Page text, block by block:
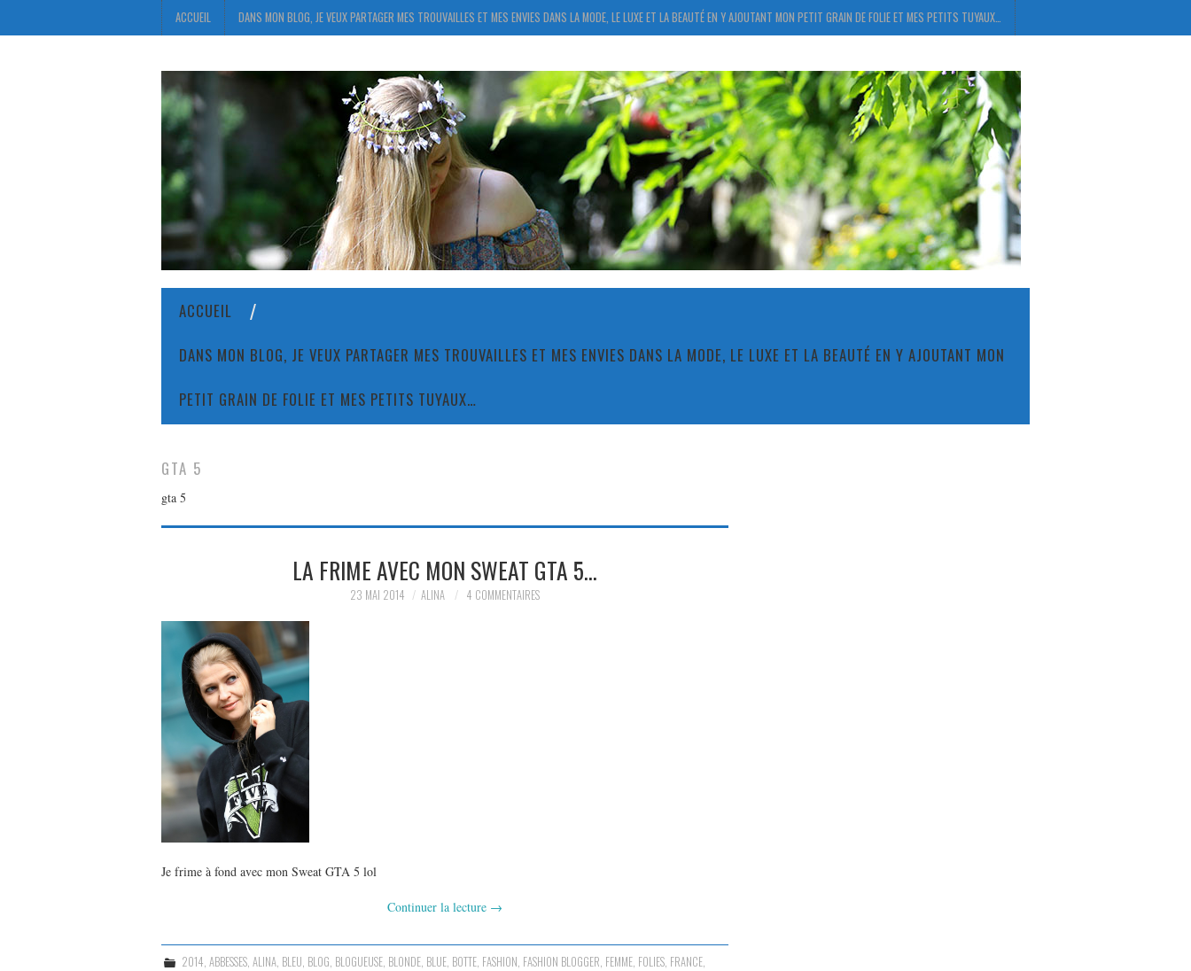
ACCUEIL DANS MON BLOG, JE VEUX PARTAGER MES TROUVAILLES ET MES ENVIES DANS LA MODE, LE LUXE ET LA BEAUTÉ EN Y AJOUTANT MON PETIT GRAIN DE FOLIE ET MES PETITS TUYAUX…
ACCUEIL
DANS MON BLOG, JE VEUX PARTAGER MES TROUVAILLES ET MES ENVIES DANS LA MODE, LE LUXE ET LA BEAUTÉ EN Y AJOUTANT MON
PETIT GRAIN DE FOLIE ET MES PETITS TUYAUX…
GTA 5
gta 5
LA FRIME AVEC MON SWEAT GTA 5…
23 MAI 2014 ALINA 4 COMMENTAIRES
Je frime à fond avec mon Sweat GTA 5 lol
Continuer la lecture →
2014,ABBESSES,ALINA, BLEU, BLOG, BLOGUEUSE, BLONDE, BLUE, BOTTE, FASHION, FASHION BLOGGER, FEMME, FOLIES, FRANCE,